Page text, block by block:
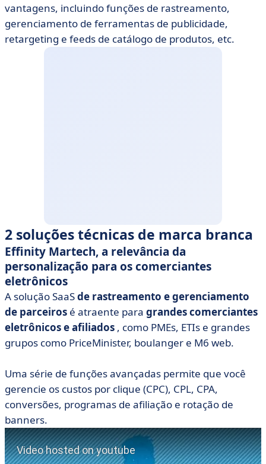
vantagens, incluindo funções de rastreamento,
gerenciamento de ferramentas de publicidade,
retargeting e feeds de catálogo de produtos, etc.
2 soluções técnicas de marca branca
Effinity Martech, a relevância da
personalização para os comerciantes
eletrônicos
A solução SaaSde rastreamento e gerenciamento
de parceiros é atraente para grandes comerciantes
eletrônicos e afiliados , como PMEs, ETIs e grandes
grupos como PriceMinister, boulanger e M6 web.
Uma série de funções avançadas permite que você
gerencie os custos por clique (CPC), CPL, CPA,
conversões, programas de afiliação e rotação de
banners.